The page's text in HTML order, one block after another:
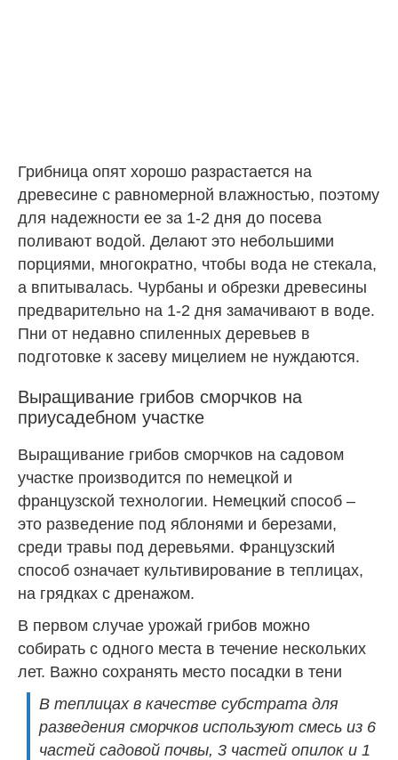
Грибница опят хорошо разрастается на
древесине с равномерной влажностью, поэтому
для надежности ее за 1-2 дня до посева
поливают водой. Делают это небольшими
порциями, многократно, чтобы вода не стекала,
а впитывалась. Чурбаны и обрезки древесины
предварительно на 1-2 дня замачивают в воде.
Пни от недавно спиленных деревьев в
подготовке к засеву мицелием не нуждаются.
Выращивание грибов сморчков на
приусадебном участке
Выращивание грибов сморчков на садовом
участке производится по немецкой и
французской технологии. Немецкий способ –
это разведение под яблонями и березами,
среди травы под деревьями. Французский
способ означает культивирование в теплицах,
на грядках с дренажом.
В первом случае урожай грибов можно
собирать с одного места в течение нескольких
лет. Важно сохранять место посадки в тени
В теплицах в качестве субстрата для
разведения сморчков используют смесь из 6
частей садовой почвы, 3 частей опилок и 1